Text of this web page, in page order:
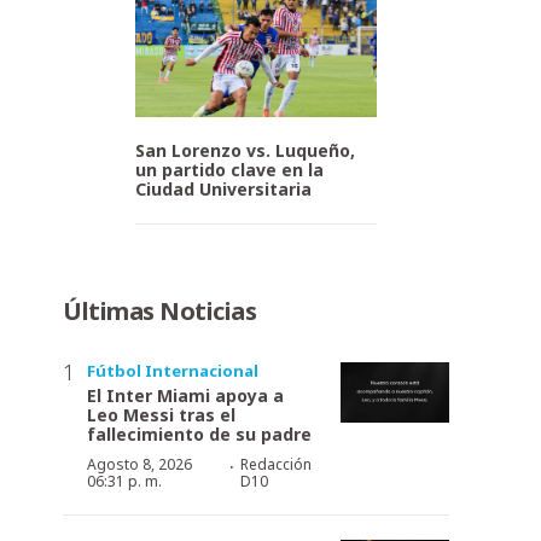
San Lorenzo vs. Luqueño,
un partido clave en la
Ciudad Universitaria
Últimas Noticias
Fútbol Internacional
El Inter Miami apoya a
Leo Messi tras el
fallecimiento de su padre
Agosto 8, 2026
06:31 p. m.
· Redacción
D10